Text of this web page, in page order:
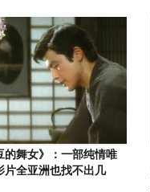
的舞女》：一部纯情唯
全亚洲也找不出几